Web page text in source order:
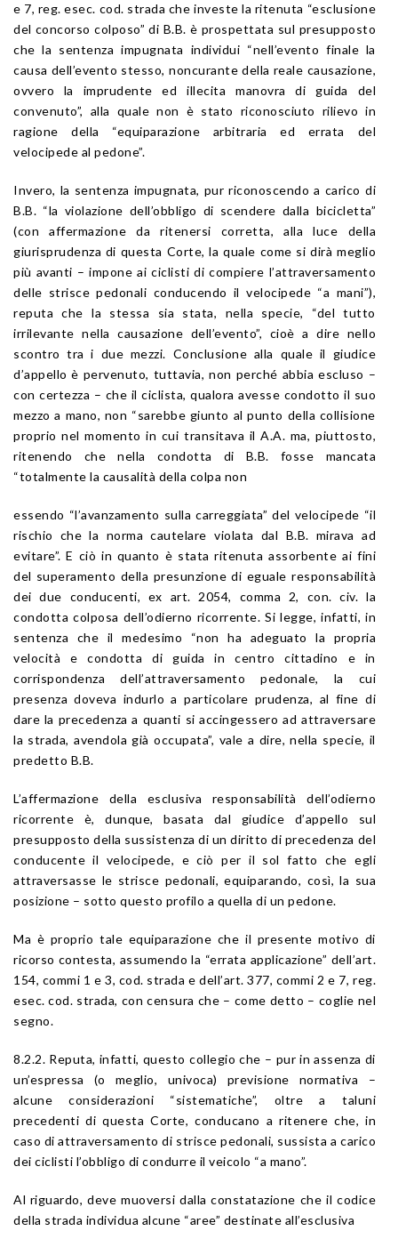
e 7, reg. esec. cod. strada che investe la ritenuta “esclusione
del concorso colposo” di B.B. è prospettata sul presupposto
che la sentenza impugnata individui “nell’evento finale la
causa dell’evento stesso, noncurante della reale causazione,
ovvero la imprudente ed illecita manovra di guida del
convenuto”, alla quale non è stato riconosciuto rilievo in
ragione della “equiparazione arbitraria ed errata del
velocipede al pedone”.
Invero, la sentenza impugnata, pur riconoscendo a carico di
B.B. “la violazione dell’obbligo di scendere dalla bicicletta”
(con affermazione da ritenersi corretta, alla luce della
giurisprudenza di questa Corte, la quale come si dirà meglio
più avanti – impone ai ciclisti di compiere l’attraversamento
delle strisce pedonali conducendo il velocipede “a mani”),
reputa che la stessa sia stata, nella specie, “del tutto
irrilevante nella causazione dell’evento”, cioè a dire nello
scontro tra i due mezzi. Conclusione alla quale il giudice
d’appello è pervenuto, tuttavia, non perché abbia escluso –
con certezza – che il ciclista, qualora avesse condotto il suo
mezzo a mano, non “sarebbe giunto al punto della collisione
proprio nel momento in cui transitava il A.A. ma, piuttosto,
ritenendo che nella condotta di B.B. fosse mancata
“totalmente la causalità della colpa non
essendo “l’avanzamento sulla carreggiata” del velocipede “il
rischio che la norma cautelare violata dal B.B. mirava ad
evitare”. E ciò in quanto è stata ritenuta assorbente ai fini
del superamento della presunzione di eguale responsabilità
dei due conducenti, ex art. 2054, comma 2, con. civ. la
condotta colposa dell’odierno ricorrente. Si legge, infatti, in
sentenza che il medesimo “non ha adeguato la propria
velocità e condotta di guida in centro cittadino e in
corrispondenza dell’attraversamento pedonale, la cui
presenza doveva indurlo a particolare prudenza, al fine di
dare la precedenza a quanti si accingessero ad attraversare
la strada, avendola già occupata”, vale a dire, nella specie, il
predetto B.B.
L’affermazione della esclusiva responsabilità dell’odierno
ricorrente è, dunque, basata dal giudice d’appello sul
presupposto della sussistenza di un diritto di precedenza del
conducente il velocipede, e ciò per il sol fatto che egli
attraversasse le strisce pedonali, equiparando, così, la sua
posizione – sotto questo profilo a quella di un pedone.
Ma è proprio tale equiparazione che il presente motivo di
ricorso contesta, assumendo la “errata applicazione” dell’art.
154, commi 1 e 3, cod. strada e dell’art. 377, commi 2 e 7,reg.
esec. cod. strada, con censura che – come detto – coglie nel
segno.
8.2.2. Reputa, infatti, questo collegio che – pur in assenza di
un’espressa (o meglio, univoca) previsione normativa –
alcune considerazioni “sistematiche”, oltre a taluni
precedenti di questa Corte, conducano a ritenere che, in
caso di attraversamento di strisce pedonali, sussista a carico
dei ciclisti l’obbligo di condurre il veicolo “a mano”.
Al riguardo, deve muoversi dalla constatazione che il codice
della strada individua alcune “aree” destinate all’esclusiva